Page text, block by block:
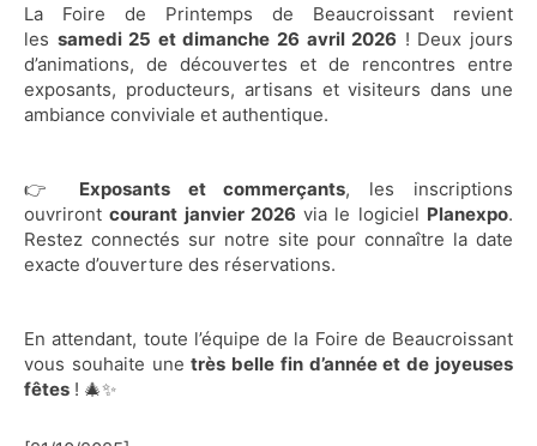
La Foire de Printemps de Beaucroissant revient
les samedi 25 et dimanche 26 avril 2026 ! Deux jours
d’animations, de découvertes et de rencontres entre
exposants, producteurs, artisans et visiteurs dans une
ambiance conviviale et authentique.
👉 Exposants et commerçants, les inscriptions
ouvrirontcourant janvier 2026 via le logiciel Planexpo.
Restez connectés sur notre site pour connaître la date
exacte d’ouverture des réservations.
En attendant, toute l’équipe de la Foire de Beaucroissant
vous souhaite unetrès belle fin d’année et de joyeuses
fêtes ! 🎄✨